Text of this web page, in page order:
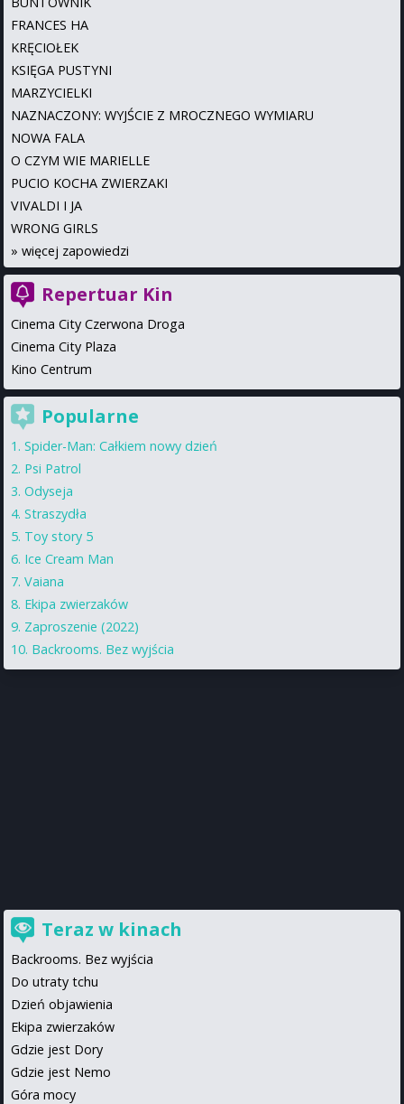
FRANCES HA
KRĘCIOŁEK
KSIĘGA PUSTYNI
MARZYCIELKI
NAZNACZONY: WYJŚCIE Z MROCZNEGO WYMIARU
NOWA FALA
O CZYM WIE MARIELLE
PUCIO KOCHA ZWIERZAKI
VIVALDI I JA
WRONG GIRLS
» więcej zapowiedzi
Repertuar Kin
Cinema City Czerwona Droga
Cinema City Plaza
Kino Centrum
Popularne
Spider-Man: Całkiem nowy dzień
Psi Patrol
Odyseja
Straszydła
Toy story 5
Ice Cream Man
Vaiana
Ekipa zwierzaków
Zaproszenie (2022)
Backrooms. Bez wyjścia
Teraz w kinach
Backrooms. Bez wyjścia
Do utraty tchu
Dzień objawienia
Ekipa zwierzaków
Gdzie jest Dory
Gdzie jest Nemo
Góra mocy